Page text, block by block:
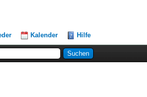
Kalender Hilfe